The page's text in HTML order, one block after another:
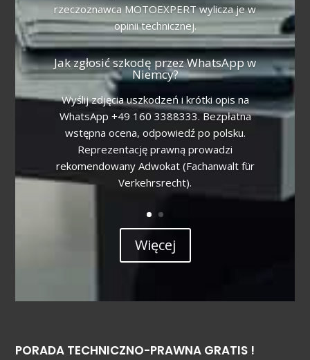
rzeczoznawca MOTOEXPERT wylicza je w
opinii technicznej.
Jak zgłosić szkodę przez WhatsApp w
Niemcy?
Wyślij zdjęcia uszkodzeń i krótki opis na
WhatsApp +49 160 3388333. Bezpłatna
wstępna ocena, odpowiedź po polsku.
Reprezentację prawną prowadzi
rekomendowany Adwokat (Fachanwalt für
Verkehrsrecht).
Więcej
PORADA TECHNICZNO-PRAWNA GRATIS !